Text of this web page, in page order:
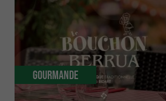
Gourmande